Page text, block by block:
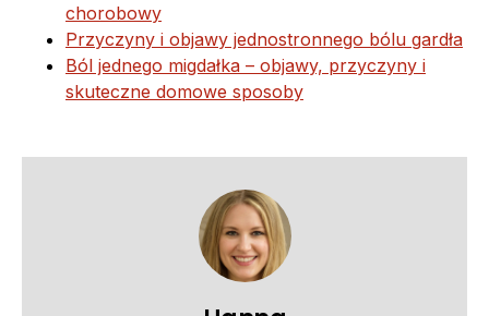
chorobowy
Przyczyny i objawy jednostronnego bólu gardła
Ból jednego migdałka – objawy, przyczyny i
skuteczne domowe sposoby